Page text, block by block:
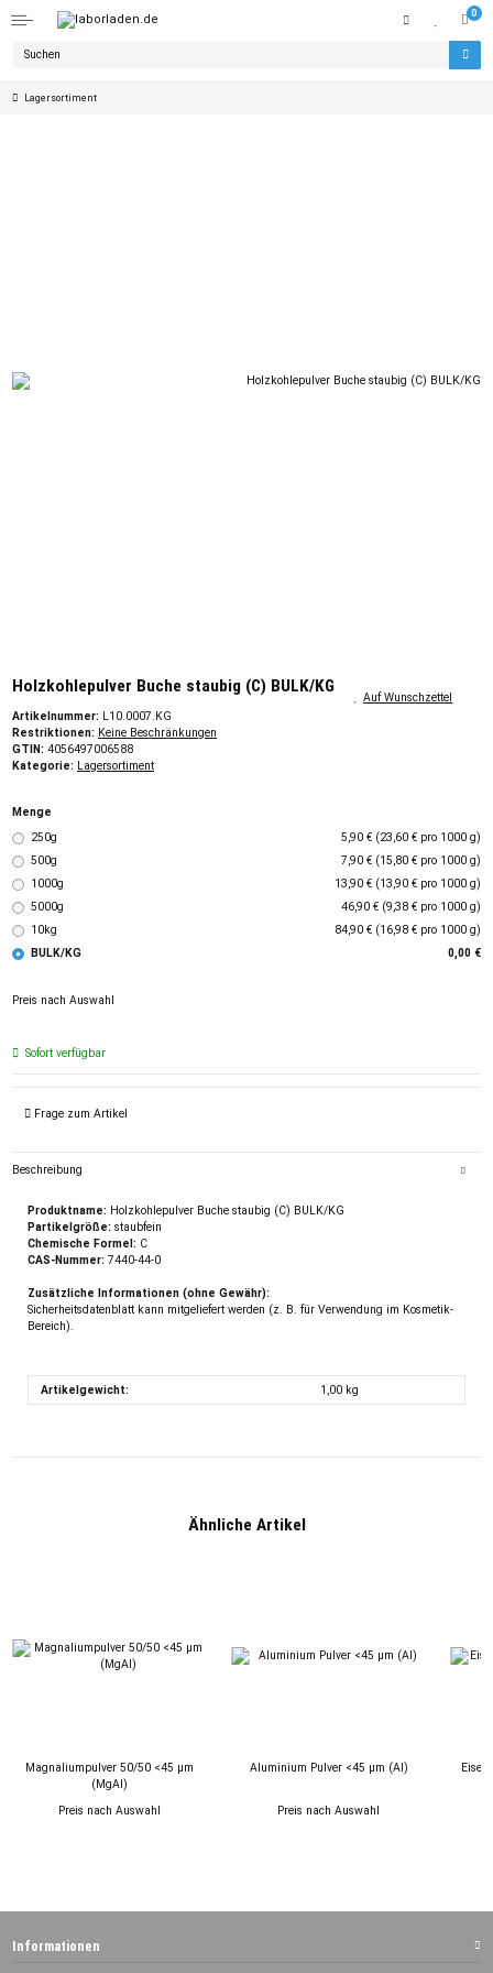
0
Lagersortiment
Holzkohlepulver Buche staubig (C) BULK/KG
Artikelnummer: L10.0007.KG
Restriktionen: Keine Beschränkungen
GTIN: 4056497006588
Kategorie: Lagersortiment
Menge
250g
5,90 € (23,60 € pro 1000 g)
500g
7,90 € (15,80 € pro 1000 g)
1000g
13,90 € (13,90 € pro 1000 g)
5000g
46,90 € (9,38 € pro 1000 g)
10kg
84,90 € (16,98 € pro 1000 g)
BULK/KG
0,00 €
Preis nach Auswahl
Sofort verfügbar
Frage zum Artikel
Auf Wunschzettel
Beschreibung
Produktname: Holzkohlepulver Buche staubig (C) BULK/KG
Partikelgröße: staubfein
Chemische Formel: C
CAS-Nummer: 7440-44-0
Zusätzliche Informationen (ohne Gewähr):
Sicherheitsdatenblatt kann mitgeliefert werden (z. B. für Verwendung im Kosmetik-
Bereich).
Artikelgewicht: 1,00 kg
Ähnliche Artikel
Magnaliumpulver 50/50 <45 µm
(MgAl)
Preis nach Auswahl
Aluminium Pulver <45 µm (Al)
Preis nach Auswahl
Eisen
Informationen